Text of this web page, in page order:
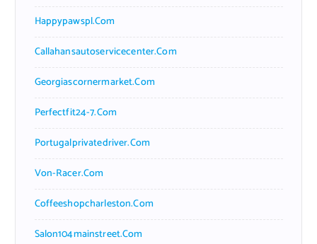
Happypawspl.com
Callahansautoservicecenter.com
Georgiascornermarket.com
Perfectfit24-7.com
Portugalprivatedriver.com
Von-Racer.com
Coffeeshopcharleston.com
Salon104mainstreet.com